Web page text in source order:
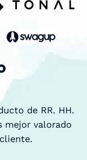
de RR. HH.
mejor valorado